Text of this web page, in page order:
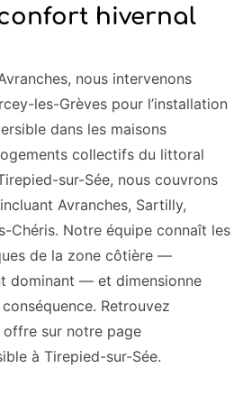
hivernal
nous intervenons
les-Grèves pour l’installation
dans les maisons
collectifs du littoral
sur-Sée, nous couvrons
Avranches, Sartilly,
Chéris. Notre équipe connaît les
de la zone côtière —
dominant — et dimensionne
Retrouvez
offre sur notre page
à Tirepied-sur-Sée.